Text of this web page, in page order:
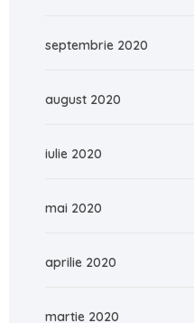
septembrie 2020
august 2020
iulie 2020
mai 2020
aprilie 2020
martie 2020